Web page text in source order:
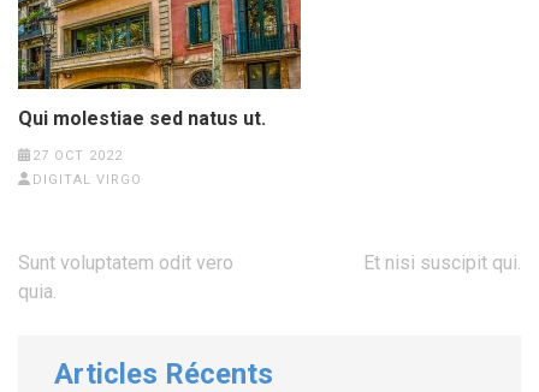
Qui molestiae sed natus ut.
27 OCT 2022
DIGITAL VIRGO
Navigation
de
Sunt voluptatem odit vero
quia.
Et nisi suscipit qui.
Articles Récents